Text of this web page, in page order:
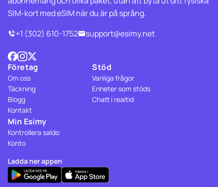
SIM-kort med eSIM när du är på språng.
+1 (302) 610-1752
support@esimy.net
Företag
Om oss
Täckning
Blogg
Kontakt
Stöd
Vanliga frågor
Enheter som stöds
Chatt i realtid
Min Esimy
Kontrollera saldo
Konto
Ladda ner appen